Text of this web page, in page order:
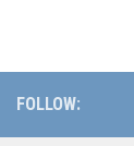
FOLLOW: